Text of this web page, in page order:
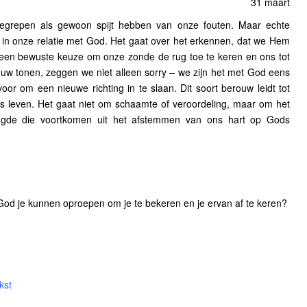
als gewoon spijt hebben van onze fouten. Maar echte
onze relatie met God. Het gaat over het erkennen, dat we Hem
bewuste keuze om onze zonde de rug toe te keren en ons tot
tonen, zeggen we niet alleen sorry – we zijn het met God eens
om een nieuwe richting in te slaan. Dit soort berouw leidt tot
leven. Het gaat niet om schaamte of veroordeling, maar om het
die voortkomen uit het afstemmen van ons hart op Gods
je kunnen oproepen om je te bekeren en je ervan af te keren?